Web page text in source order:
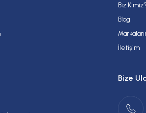
Biz Kimiz?
Blog
İletişim
Bize